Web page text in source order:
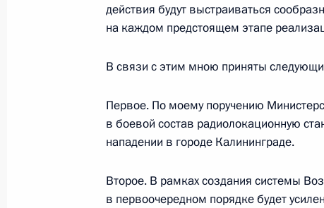
вокруг системы ПРО стран НАТО в
23 ноября 2011 года, 16:00 Московская
21 ноября 2011 года, понедельник
действия будут выстраиваться
на каждом предстоящем этапе
В связи с этим мною приняты
Первое. По моему поручению
в боевой состав радиолокационную
нападении в городе Калининграде.
Второе. В рамках создания системы
в первоочередном порядке будет